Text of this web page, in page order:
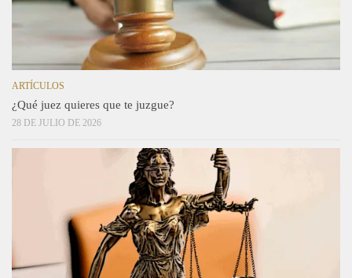
ARTÍCULOS
¿Qué juez quieres que te juzgue?
28 DE JULIO DE 2026